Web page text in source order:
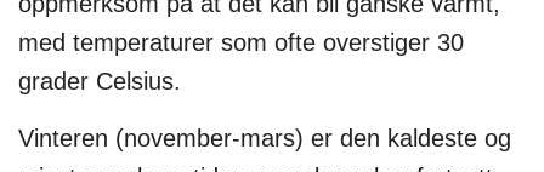
med temperaturer som ofte overstiger 30
grader Celsius.
Vinteren (november-mars) er den kaldeste og